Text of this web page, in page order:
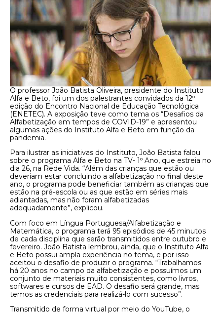
O professor João Batista Oliveira, presidente do Instituto
Alfa e Beto, foi um dos palestrantes convidados da 12º
edição do Encontro Nacional de Educação Tecnológica
(ENETEC). A exposição teve como tema os “Desafios da
Alfabetização em tempos de COVID-19” e apresentou
algumas ações do Instituto Alfa e Beto em função da
pandemia.
Para ilustrar as iniciativas do Instituto, João Batista falou
sobre o programa Alfa e Beto na TV- 1º Ano, que estreia no
dia 26, na Rede Vida. “Além das crianças que estão ou
deveriam estar concluindo a alfabetização no final deste
ano, o programa pode beneficiar também as crianças que
estão na pré-escola ou as que estão em séries mais
adiantadas, mas não foram alfabetizadas
adequadamente”, explicou.
Com foco em Língua Portuguesa/Alfabetização e
Matemática, o programa terá 95 episódios de 45 minutos
de cada disciplina que serão transmitidos entre outubro e
fevereiro. João Batista lembrou, ainda, que o Instituto Alfa
e Beto possui ampla experiência no tema, e por isso
aceitou o desafio de produzir o programa. “Trabalhamos
há 20 anos no campo da alfabetização e possuímos um
conjunto de materiais muito consistentes, como livros,
softwares e cursos de EAD. O desafio será grande, mas
temos as credenciais para realizá-lo com sucesso”.
Transmitido de forma virtual por meio do YouTube, o